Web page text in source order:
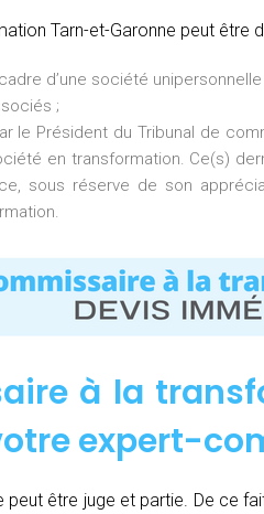
Tarn-et-Garonne peut être
d’une société unipersonnelle
;
le Président du Tribunal de
en transformation. Ce(s)
sous réserve de son
à la
expert-
être juge et partie. De ce